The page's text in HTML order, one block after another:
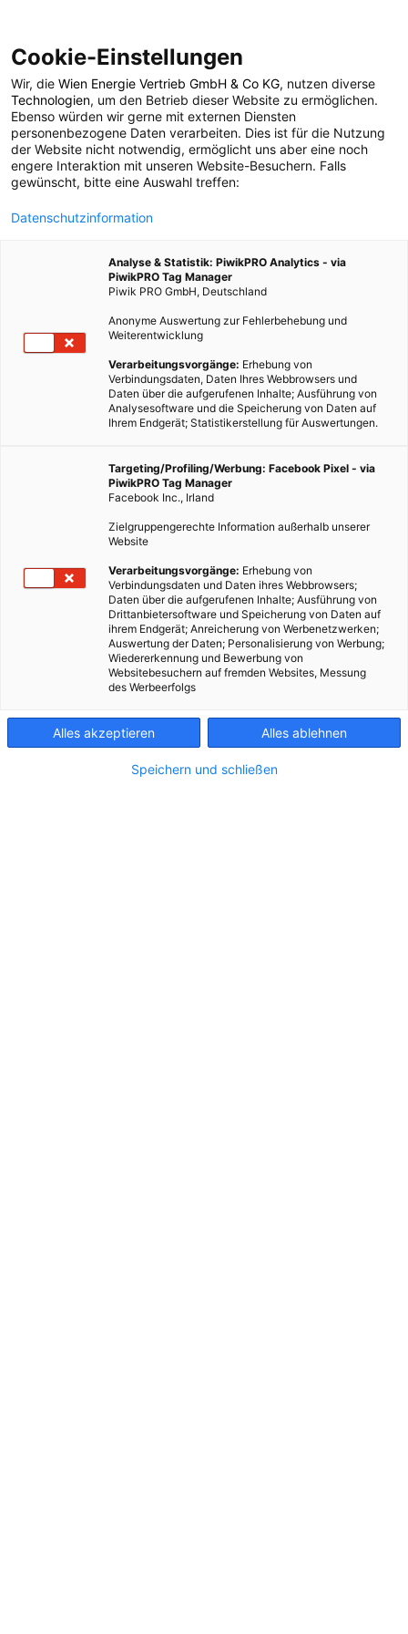
POSTS BY TAG
Wegener Zentrum
1 BEITRAG
Cookie-Einstellungen
Wir, die Wien Energie Vertrieb GmbH & Co KG, nutzen diverse
Technologien, um den Betrieb dieser Website zu ermöglichen.
Ebenso würden wir gerne mit externen Diensten
personenbezogene Daten verarbeiten. Dies ist für die Nutzung
der Website nicht notwendig, ermöglicht uns aber eine noch
engere Interaktion mit unseren Website-Besuchern. Falls
gewünscht, bitte eine Auswahl treffen:
Datenschutzinformation
Analyse & Statistik: PiwikPRO Analytics - via
PiwikPRO Tag Manager
Piwik PRO GmbH, Deutschland
Anonyme Auswertung zur Fehlerbehebung und
Weiterentwicklung
Verarbeitungsvorgänge: Erhebung von
Verbindungsdaten, Daten Ihres Webbrowsers und
Daten über die aufgerufenen Inhalte; Ausführung von
Analysesoftware und die Speicherung von Daten auf
Ihrem Endgerät; Statistikerstellung für Auswertungen.
Targeting/Profiling/Werbung: Facebook Pixel - via
PiwikPRO Tag Manager
Facebook Inc., Irland
Zielgruppengerechte Information außerhalb unserer
Website
Verarbeitungsvorgänge: Erhebung von
Verbindungsdaten und Daten ihres Webbrowsers;
Daten über die aufgerufenen Inhalte; Ausführung von
Drittanbietersoftware und Speicherung von Daten auf
ihrem Endgerät; Anreicherung von Werbenetzwerken;
Auswertung der Daten; Personalisierung von Werbung;
Wiedererkennung und Bewerbung von
Websitebesuchern auf fremden Websites, Messung
des Werbeerfolgs
Alles akzeptieren Alles ablehnen
Speichern und schließen